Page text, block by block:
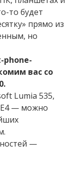
то будет
прямо из
но
phone-
вас со
Lumia 535,
Е4 — можно
—